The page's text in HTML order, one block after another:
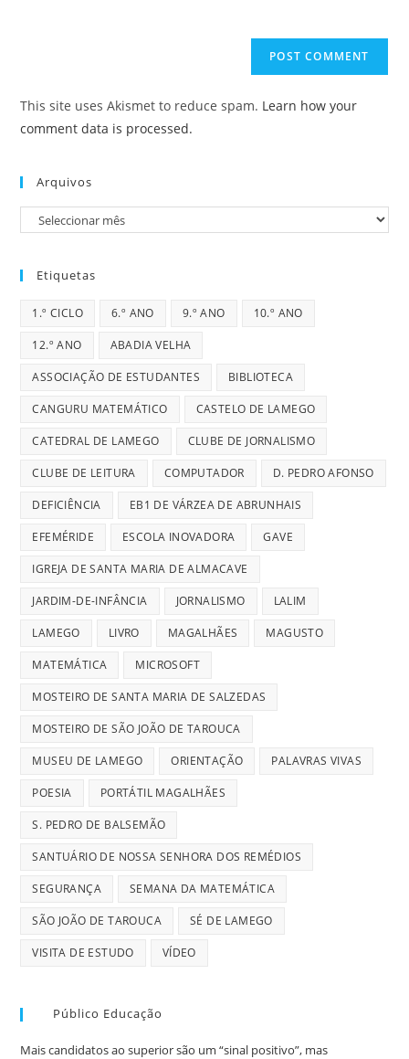
This site uses Akismet to reduce spam. Learn how your
comment data is processed.
Arquivos
Arquivos
Etiquetas
1.º CICLO 6.º ANO 9.º ANO 10.º ANO
12.º ANO ABADIA VELHA
ASSOCIAÇÃO DE ESTUDANTES BIBLIOTECA
CANGURU MATEMÁTICO CASTELO DE LAMEGO
CATEDRAL DE LAMEGO CLUBE DE JORNALISMO
CLUBE DE LEITURA COMPUTADOR D. PEDRO AFONSO
DEFICIÊNCIA EB1 DE VÁRZEA DE ABRUNHAIS
EFEMÉRIDE ESCOLA INOVADORA GAVE
IGREJA DE SANTA MARIA DE ALMACAVE
JARDIM-DE-INFÂNCIA JORNALISMO LALIM
LAMEGO LIVRO MAGALHÃES MAGUSTO
MATEMÁTICA MICROSOFT
MOSTEIRO DE SANTA MARIA DE SALZEDAS
MOSTEIRO DE SÃO JOÃO DE TAROUCA
MUSEU DE LAMEGO ORIENTAÇÃO PALAVRAS VIVAS
POESIA PORTÁTIL MAGALHÃES
S. PEDRO DE BALSEMÃO
SANTUÁRIO DE NOSSA SENHORA DOS REMÉDIOS
SEGURANÇA SEMANA DA MATEMÁTICA
SÃO JOÃO DE TAROUCA SÉ DE LAMEGO
VISITA DE ESTUDO VÍDEO
Público Educação
Mais candidatos ao superior são um “sinal positivo”, mas